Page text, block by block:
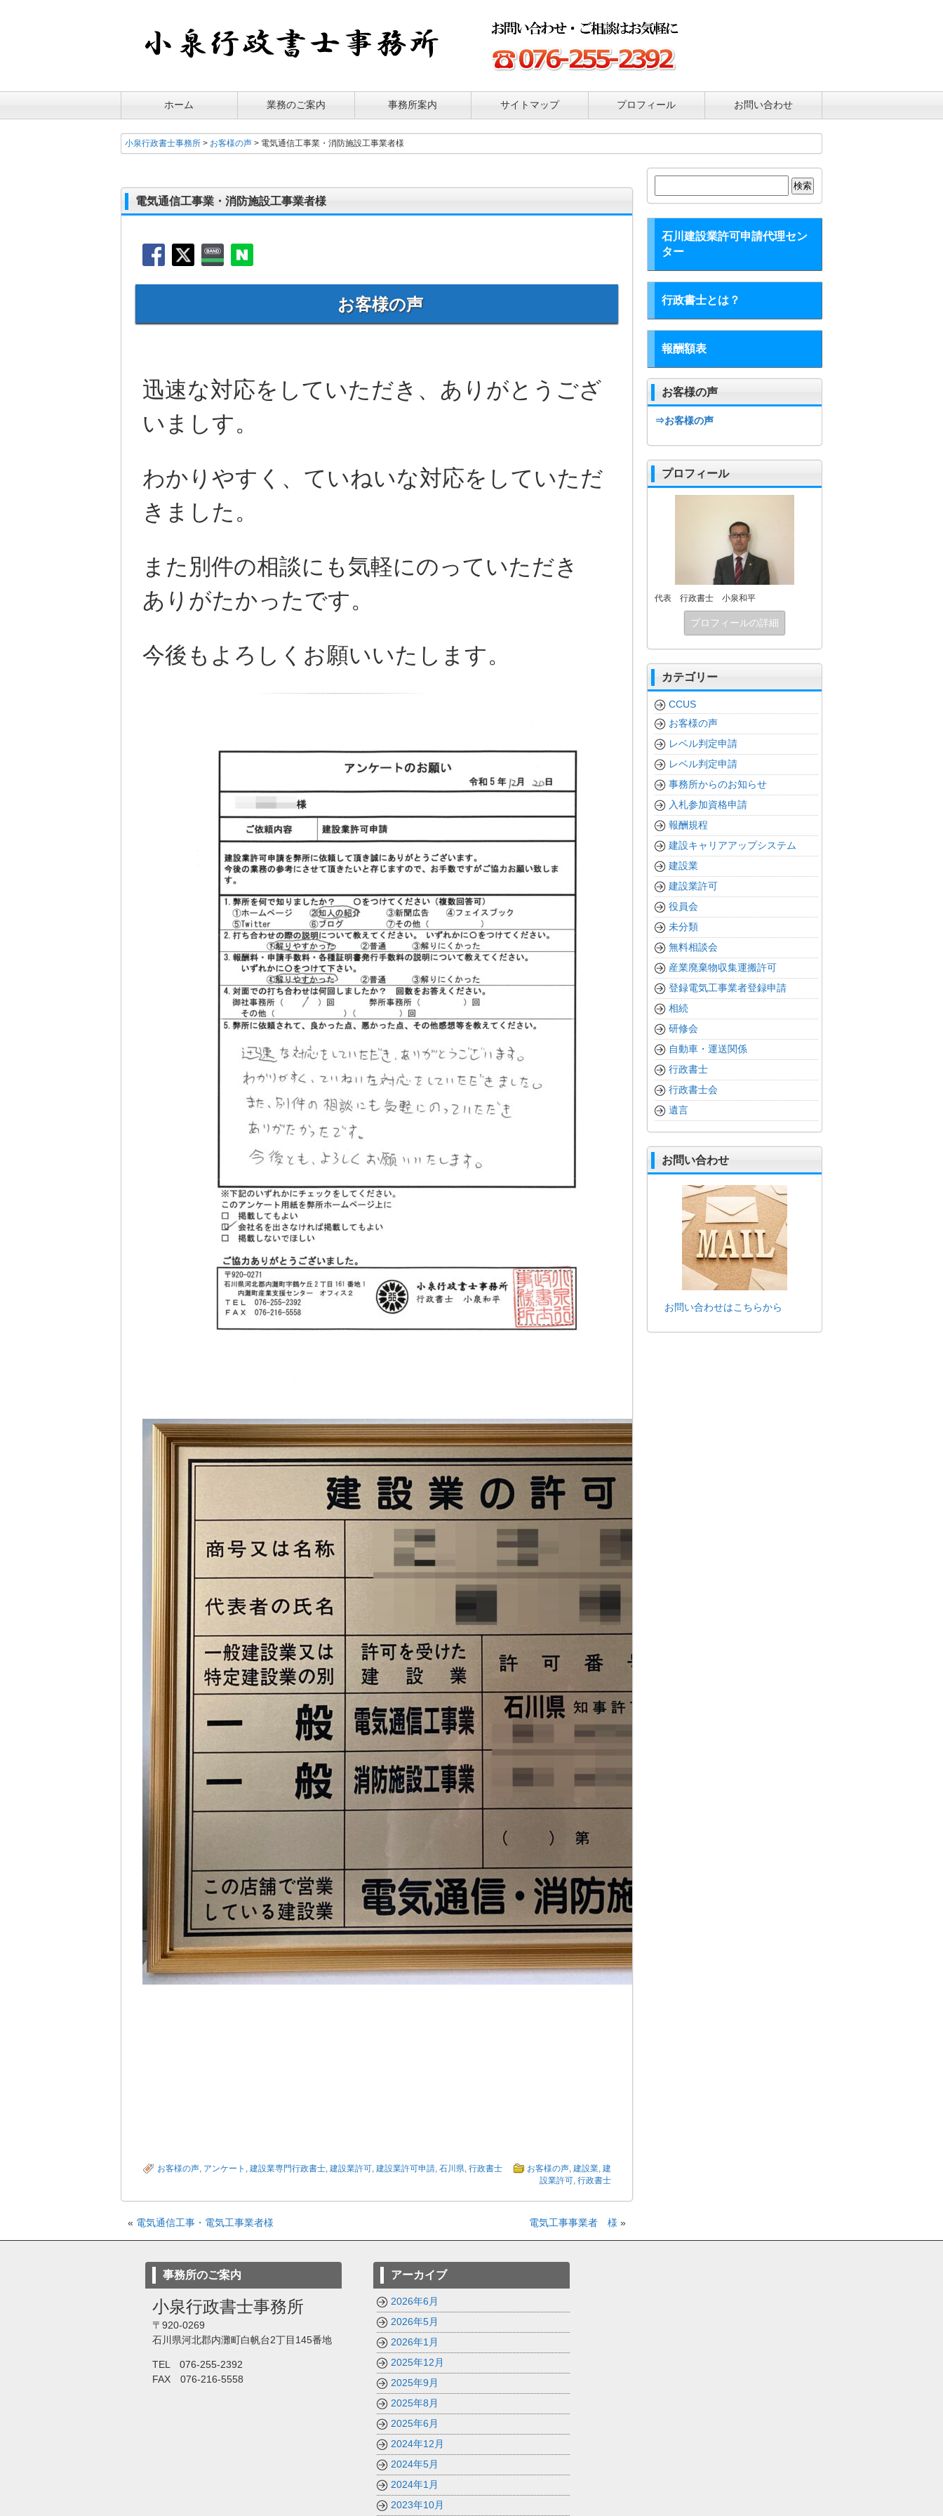
ホーム 業務のご案内 事務所案内 サイトマップ プロフィール お問い合わせ
小泉行政書士事務所 > お客様の声 > 電気通信工事業・消防施設工事業者様
電気通信工事業・消防施設工事業者様
お客様の声
迅速な対応をしていただき、ありがとうござ
いましす。
わかりやすく、ていねいな対応をしていただ
きました。
また別件の相談にも気軽にのっていただき
ありがたかったです。
今後もよろしくお願いいたします。
お客様の声, アンケート , 建設業専門行政書士, 建設業許可, 建設業許可申請, 石川県, 行政書士 お客様の声, 建設業, 建
設業許可, 行政書士
« 電気通信工事・電気工事業者様 電気工事事業者 様 »
索:
石川建設業許可申請代理セン
ター
行政書士とは？
報酬額表
お客様の声
⇒お客様の声
プロフィール
代表 行政書士 小泉和平
プロフィールの詳細
カテゴリー
CCUS
お客様の声
レベル判定申請
レベル判定申請
事務所からのお知らせ
入札参加資格申請
報酬規程
建設キャリアアップシステム
建設業
建設業許可
役員会
未分類
無料相談会
産業廃棄物収集運搬許可
登録電気工事業者登録申請
相続
研修会
自動車・運送関係
行政書士
行政書士会
遺言
お問い合わせ
お問い合わせはこちらから
事務所のご案内
小泉行政書士事務所
〒920-0269
石川県河北郡内灘町白帆台2丁目145番地
TEL 076-255-2392
FAX 076-216-5558
アーカイブ
2026年6月
2026年5月
2026年1月
2025年12月
2025年9月
2025年8月
2025年6月
2024年12月
2024年5月
2024年1月
2023年10月